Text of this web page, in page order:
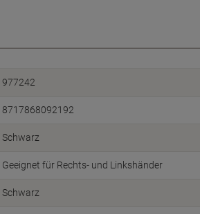
977242
8717868092192
Schwarz
Geeignet für Rechts- und Linkshänder
Schwarz